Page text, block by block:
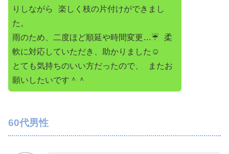
りしながら 楽しく枝の片付けができまし
た。
雨のため、二度ほど順延や時間変更…☔️ 柔
軟に対応していただき、助かりました☺️
とても気持ちのいい方だったので、 またお
願いしたいです＾＾
60代男性